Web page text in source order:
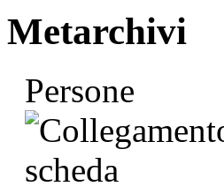
Metarchivi
Persone